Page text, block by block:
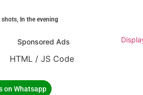
shots, In the evening
Sponsored Ads
HTML / JS Code
on Whatsapp